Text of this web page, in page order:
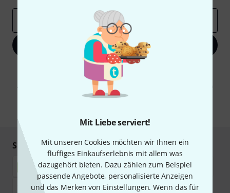
Mit Liebe serviert!
Mit unseren Cookies möchten wir Ihnen ein
fluffiges Einkaufserlebnis mit allem was
dazugehört bieten. Dazu zählen zum Beispiel
passende Angebote, personalisierte Anzeigen
und das Merken von Einstellungen. Wenn das für
Jetzt anmelden
Mit Klick auf „Jetzt anmelden“ stimmen Sie dem Erhalt von E-Mail-
Werbung und einer Messung des E-Mail-Nutzungsverhaltens zu. Die
Abmeldung ist jederzeit möglich. Weitere Informationen finden Sie in
unserenDatenschutzhinweisen
Sicher einkaufen & bezahlen